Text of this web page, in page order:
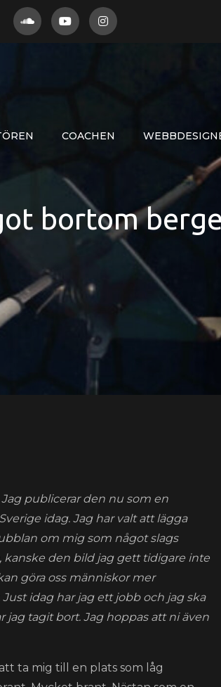
COACHEN
bortom
publicerar den nu som en
idag. Jag har valt att lägga
om mig som något slags
kanske den bild jag gett tidigare inte
göra oss människor mer
idag har jag ett jobb och jag ska
jag tagit bort. Jag hoppas att ni även
ta mig till en plats som låg